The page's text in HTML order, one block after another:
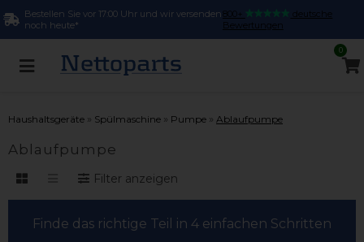
Bestellen Sie vor 17:00 Uhr und wir versenden
noch heute*
800+
deutsche
Bewertungen
0
Haushaltsgeräte » Spülmaschine » Pumpe » Ablaufpumpe
Ablaufpumpe
Filter anzeigen
Finde das richtige Teil in 4 einfachen Schritten